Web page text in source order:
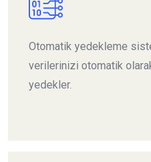
Otomatik yedekleme
verilerinizi otomatik
yedekler.